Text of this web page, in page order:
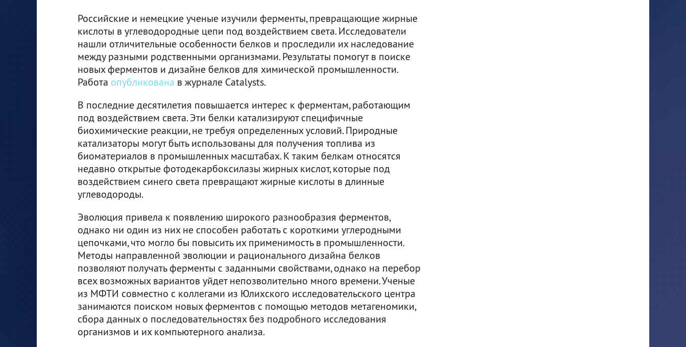
Российские и немецкие ученые изучили ферменты, превращающие жирные
кислоты в углеводородные цепи под воздействием света. Исследователи
нашли отличительные особенности белков и проследили их наследование
между разными родственными организмами. Результаты помогут в поиске
новых ферментов и дизайне белков для химической промышленности.
Работа опубликована в журнале Catalysts.
В последние десятилетия повышается интерес к ферментам, работающим
под воздействием света. Эти белки катализируют специфичные
биохимические реакции, не требуя определенных условий. Природные
катализаторы могут быть использованы для получения топлива из
биоматериалов в промышленных масштабах. К таким белкам относятся
недавно открытые фотодекарбоксилазы жирных кислот, которые под
воздействием синего света превращают жирные кислоты в длинные
углеводороды.
Эволюция привела к появлению широкого разнообразия ферментов,
однако ни один из них не способен работать с короткими углеродными
цепочками, что могло бы повысить их применимость в промышленности.
Методы направленной эволюции и рационального дизайна белков
позволяют получать ферменты с заданными свойствами, однако на перебор
всех возможных вариантов уйдет непозволительно много времени. Ученые
из МФТИ совместно с коллегами из Юлихского исследовательского центра
занимаются поиском новых ферментов с помощью методов метагеномики,
сбора данных о последовательностях без подробного исследования
организмов и их компьютерного анализа.